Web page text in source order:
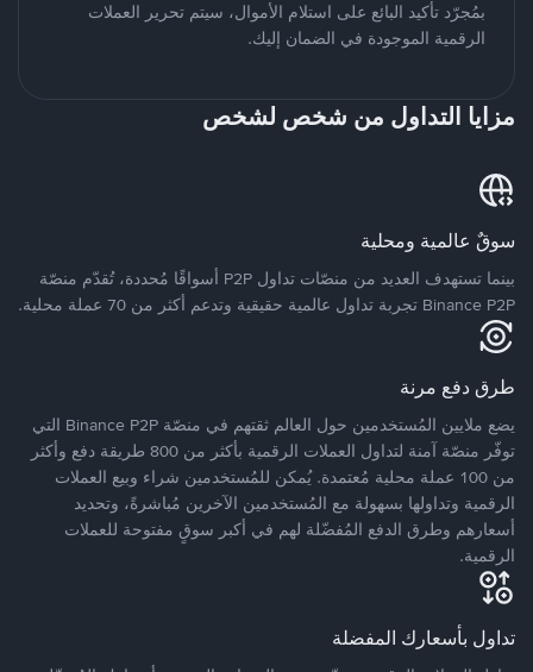
بمُجرّد تأكيد البائع على استلام الأموال، سيتم تحرير العملات
الرقمية الموجودة في الضمان إليك.
مزايا التداول من شخص لشخص
سوقٌ عالمية ومحلية
بينما تستهدف العديد من منصّات تداول P2P أسواقًا مُحددة، تُقدّم منصّة
Binance P2P تجربة تداول عالمية حقيقية وتدعم أكثر من 70 عملة محلية.
طرق دفع مرنة
يضع ملايين المُستخدمين حول العالم ثقتهم في منصّة Binance P2P التي
توفّر منصّة آمنة لتداول العملات الرقمية بأكثر من 800 طريقة دفع وأكثر
من 100 عملة محلية مُعتمدة. يُمكن للمُستخدمين شراء وبيع العملات
الرقمية وتداولها بسهولة مع المُستخدمين الآخرين مُباشرةً، وتحديد
أسعارهم وطرق الدفع المُفضّلة لهم في أكبر سوقٍ مفتوحة للعملات
الرقمية.
تداول بأسعارك المفضلة